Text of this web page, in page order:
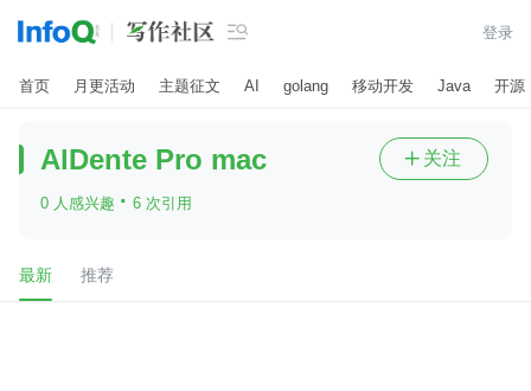
 登录
首页 月更活动 主题征文 AI golang 移动开发 Java 开源
AlDente Pro mac
0 人感兴趣 · 6 次引用
 关注
最新 推荐